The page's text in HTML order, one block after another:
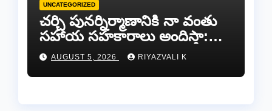
UNCATEGORIZED
చర్చి పునర్నిర్మాణానికి నా వంతు
సహాయ సహకారాలు అందిస్తా:
చంద్రగిరి ఎమ్మెల్యే పులివర్తి నాని.
AUGUST 5, 2026 RIYAZVALI K